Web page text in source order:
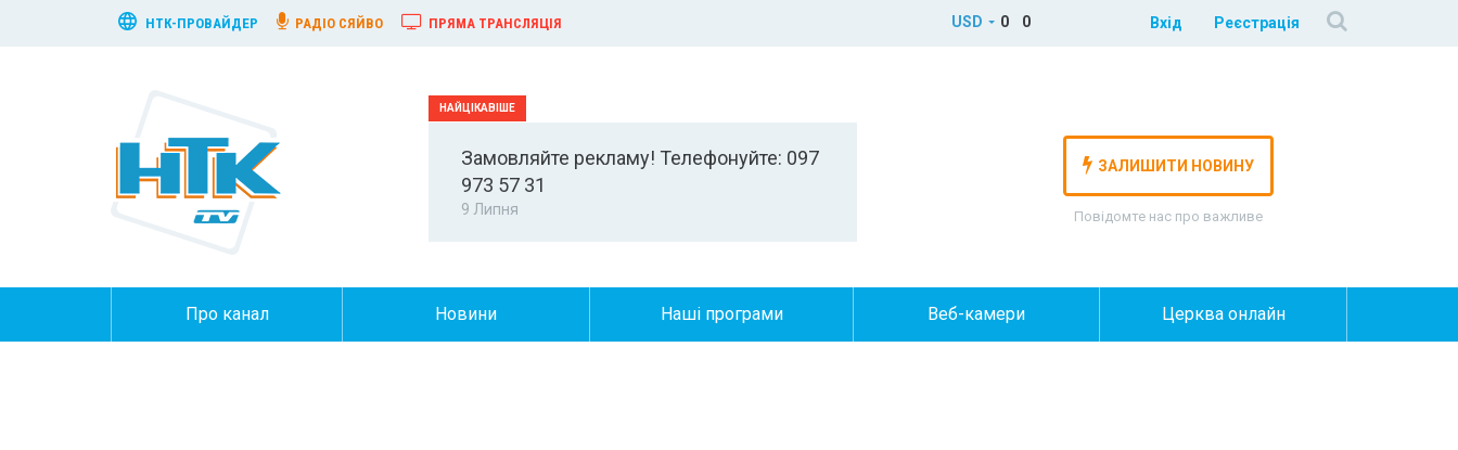
НТК-ПРОВАЙДЕР РАДІО СЯЙВО ПРЯМА ТРАНСЛЯЦІЯ USD 0 0 Вхід Реєстрація
Замовляйте рекламу! Телефонуйте: 097
973 57 31
9 Липня
ЗАЛИШИТИ НОВИНУ
Повідомте нас про важливе
Про канал Новини Наші програми Веб-камери Церква онлайн